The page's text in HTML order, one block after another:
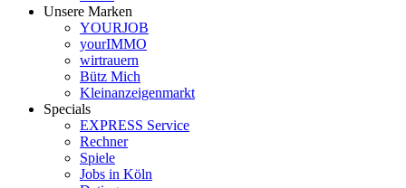
Unsere Marken
YOURJOB
yourIMMO
wirtrauern
Bütz Mich
Kleinanzeigenmarkt
Specials
EXPRESS Service
Rechner
Spiele
Jobs in Köln